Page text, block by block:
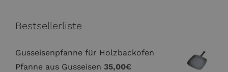
Bestsellerliste
Gusseisenpfanne für Holzbackofen
Pfanne aus Gusseisen 35,00€